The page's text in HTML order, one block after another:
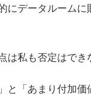
にデータルーム
私も否定はでき
「あまり付加価